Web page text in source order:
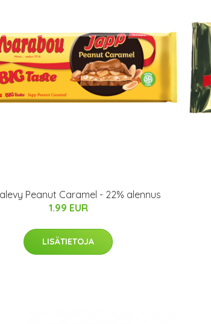
Peanut Caramel - 22% alennus
1.99 EUR
LISÄTIETOJA